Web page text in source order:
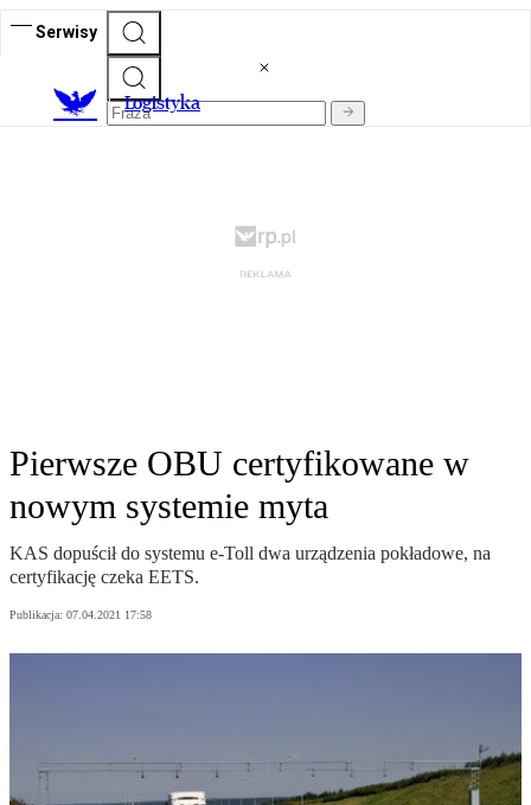
Serwisy
Logistyka
Pierwsze OBU certyfikowane w
nowym systemie myta
KAS dopuścił do systemu e-Toll dwa urządzenia pokładowe, na
certyfikację czeka EETS.
Publikacja: 07.04.2021 17:58